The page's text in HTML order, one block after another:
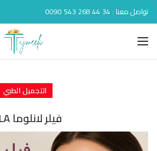
تواصل معنا : 34 44 268 543 0090
التجميل الطبي
فيلر لانلوما PLLA